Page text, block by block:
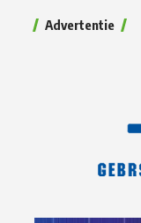
Advertentie